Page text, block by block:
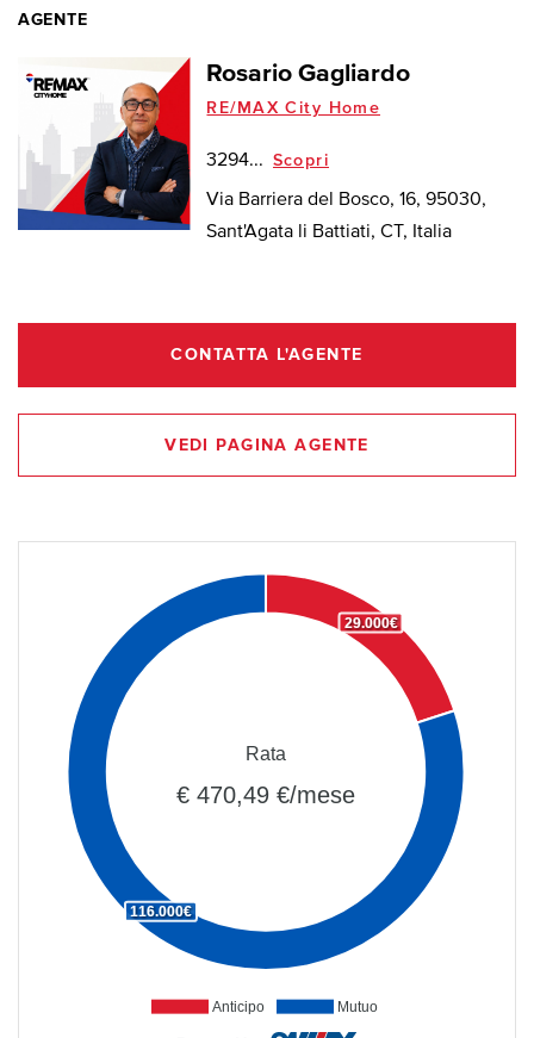
AGENTE
Rosario Gagliardo
RE/MAX City Home
3294... Scopri
Via Barriera del Bosco, 16, 95030,
Sant'Agata li Battiati, CT, Italia
CONTATTA L'AGENTE
VEDI PAGINA AGENTE
Anticipo Mutuo
29.000€
116.000€
Rata
€ 470,49 €/mese